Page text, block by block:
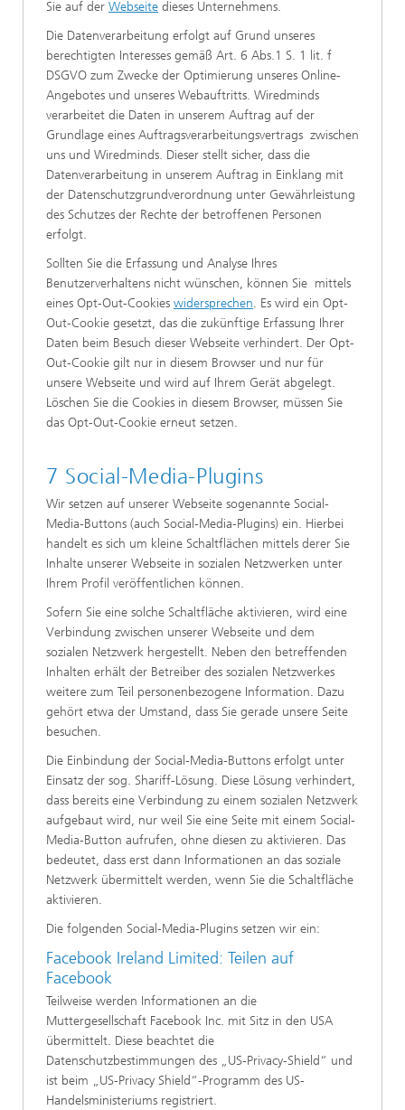
Sie auf der Webseite dieses Unternehmens.
Die Datenverarbeitung erfolgt auf Grund unseres
berechtigten Interesses gemäß Art. 6 Abs.1 S. 1 lit. f
DSGVO zum Zwecke der Optimierung unseres Online-
Angebotes und unseres Webauftritts. Wiredminds
verarbeitet die Daten in unserem Auftrag auf der
Grundlage eines Auftragsverarbeitungsvertrags zwischen
uns und Wiredminds. Dieser stellt sicher, dass die
Datenverarbeitung in unserem Auftrag in Einklang mit
der Datenschutzgrundverordnung unter Gewährleistung
des Schutzes der Rechte der betroffenen Personen
erfolgt.
Sollten Sie die Erfassung und Analyse Ihres
Benutzerverhaltens nicht wünschen, können Sie mittels
eines Opt-Out-Cookies widersprechen. Es wird ein Opt-
Out-Cookie gesetzt, das die zukünftige Erfassung Ihrer
Daten beim Besuch dieser Webseite verhindert. Der Opt-
Out-Cookie gilt nur in diesem Browser und nur für
unsere Webseite und wird auf Ihrem Gerät abgelegt.
Löschen Sie die Cookies in diesem Browser, müssen Sie
das Opt-Out-Cookie erneut setzen.
7 Social-Media-Plugins
Wir setzen auf unserer Webseite sogenannte Social-
Media-Buttons (auch Social-Media-Plugins) ein. Hierbei
handelt es sich um kleine Schaltflächen mittels derer Sie
Inhalte unserer Webseite in sozialen Netzwerken unter
Ihrem Profil veröffentlichen können.
Sofern Sie eine solche Schaltfläche aktivieren, wird eine
Verbindung zwischen unserer Webseite und dem
sozialen Netzwerk hergestellt. Neben den betreffenden
Inhalten erhält der Betreiber des sozialen Netzwerkes
weitere zum Teil personenbezogene Information. Dazu
gehört etwa der Umstand, dass Sie gerade unsere Seite
besuchen.
Die Einbindung der Social-Media-Buttons erfolgt unter
Einsatz der sog. Shariff-Lösung. Diese Lösung verhindert,
dass bereits eine Verbindung zu einem sozialen Netzwerk
aufgebaut wird, nur weil Sie eine Seite mit einem Social-
Media-Button aufrufen, ohne diesen zu aktivieren. Das
bedeutet, dass erst dann Informationen an das soziale
Netzwerk übermittelt werden, wenn Sie die Schaltfläche
aktivieren.
Die folgenden Social-Media-Plugins setzen wir ein:
Facebook Ireland Limited: Teilen auf
Facebook
Teilweise werden Informationen an die
Muttergesellschaft Facebook Inc. mit Sitz in den USA
übermittelt. Diese beachtet die
Datenschutzbestimmungen des „US-Privacy-Shield“ und
ist beim „US-Privacy Shield“-Programm des US-
Handelsministeriums registriert.